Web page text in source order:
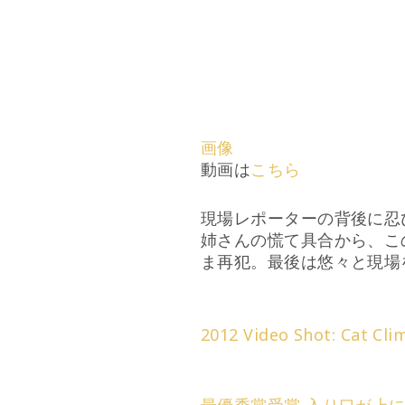
画像
動画はこちら
現場レポーターの背後に
姉さんの慌て具合から、
ま再犯。最後は悠々と現
2012 Video Shot: Cat